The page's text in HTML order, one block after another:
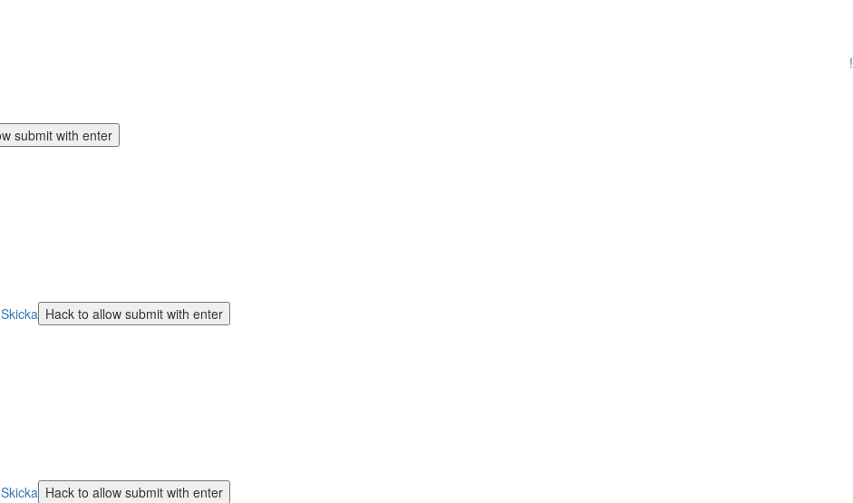
!
Skicka
Skicka